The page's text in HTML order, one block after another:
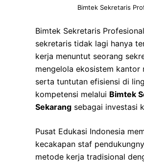
Bimtek Sekretaris
Bimtek Sekretaris
sekretaris tidak lagi hanya
kerja menuntut seorang
mengelola ekosistem kantor
serta tuntutan efisiensi di
kompetensi melalui Bimtek
Sekarang sebagai investasi
Pusat Edukasi Indonesia
kecakapan staf
metode kerja tradisional